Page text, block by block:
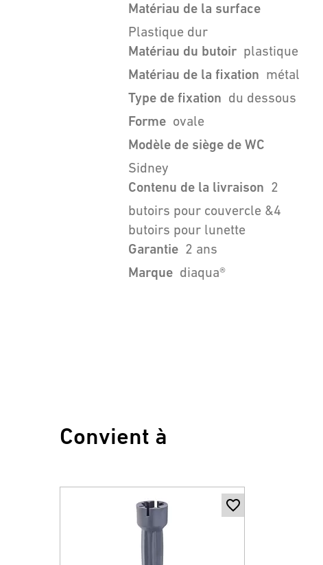
Matériau de la surface
Plastique dur
Matériau du butoir plastique
Matériau de la fixation métal
Type de fixation du dessous
Forme ovale
Modèle de siège de WC
Sidney
Contenu de la livraison 2
butoirs pour couvercle &4
butoirs pour lunette
Garantie 2 ans
Marque diaqua®
Convient à